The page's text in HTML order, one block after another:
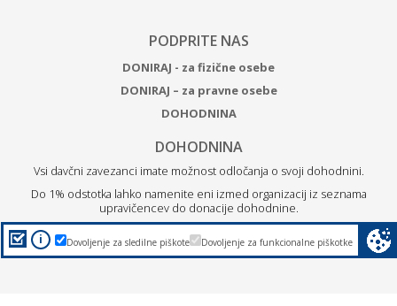
PODPRITE NAS
DONIRAJ - za fizične osebe
DONIRAJ – za pravne osebe
DOHODNINA
DOHODNINA
Vsi davčni zavezanci imate možnost odločanja o svoji dohodnini.
Do 1% odstotka lahko namenite eni izmed organizacij iz seznama
upravičencev do donacije dohodnine.
Z donacijo ZPM Maribor boste podprli brezplačne programe
za otroke, mlade in družine.
Dovoljenje za funkcionalne piškotke
Dovoljenje za sledilne piškote
i